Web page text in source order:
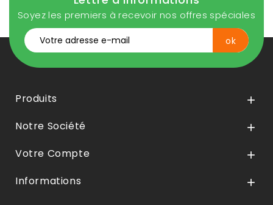
Soyez les premiers à recevoir nos offres spéciales
Produits 
Notre Société 
Votre Compte 
Informations 